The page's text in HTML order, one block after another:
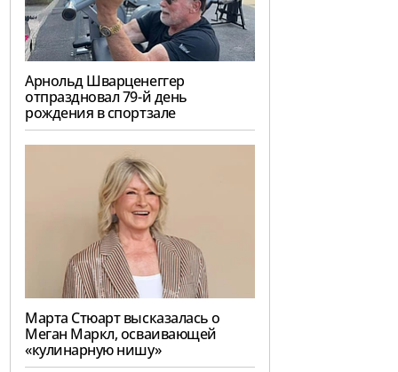
Арнольд Шварценеггер
отпраздновал 79-й день
рождения в спортзале
Марта Стюарт высказалась о
Меган Маркл, осваивающей
«кулинарную нишу»